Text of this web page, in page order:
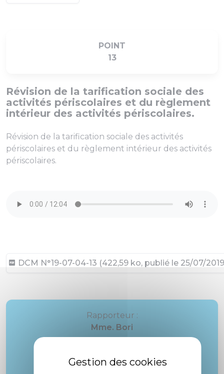
POINT
13
Révision de la tarification sociale des
activités périscolaires et du règlement
intérieur des activités périscolaires.
Révision de la tarification sociale des activités
périscolaires et du règlement intérieur des activités
périscolaires.
DCM N°19-07-04-13 (422,59 ko, publié le 25/07/
Rapporteur :
Mme. Bori